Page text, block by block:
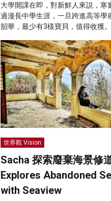
大學開課在即，對新鮮人來説，寒
過漫長中學生涯，一旦跨進高等學
韶華，最少有3樣寶貝，值得收獲。
世界觀 Vision
Sacha 探索廢棄海景修
Explores Abandoned
with Seaview